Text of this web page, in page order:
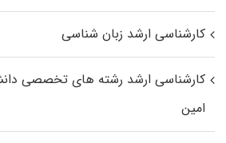
کارشناسی ارشد زبان شناسی
کارشناسی ارشد رﺷﺘﻪ ﻫﺎی تخصصی
اﻣﻴﻦ